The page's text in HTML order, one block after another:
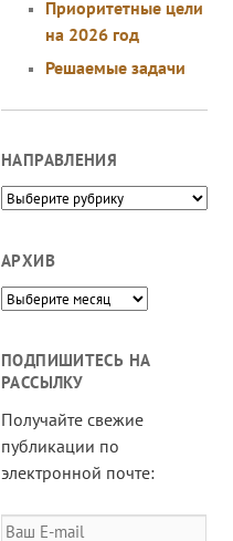
Приоритетные цели
на 2026 год
Решаемые задачи
НАПРАВЛЕНИЯ
Направления
АРХИВ
Архив
ПОДПИШИТЕСЬ НА
РАССЫЛКУ
Получайте свежие
публикации по
электронной почте:
Ваш